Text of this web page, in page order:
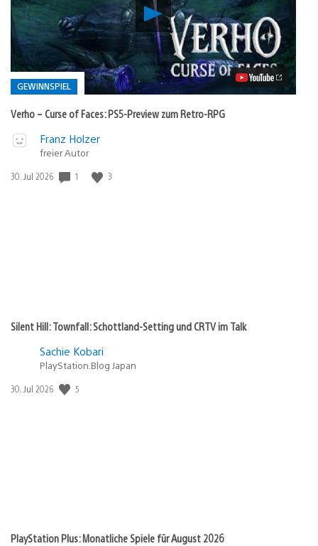
Verho
–
Curse
of
Faces:
PS5-
Preview
zum
Retro-
GEWINNSPIEL
Verho – Curse of Faces: PS5-Preview zum Retro-RPG
Veröffentlicht
Gewinnspiel
Franz Holzer
freier Autor
Veröffentlichungsdatum:
30. Jul 2026 1 3
Silent Hill: Townfall: Schottland-Setting und CRTV im Talk
Sachie Kobari
PlayStation.Blog Japan
Veröffentlichungsdatum:
30. Jul 2026 5
PlayStation Plus: Monatliche Spiele für August 2026